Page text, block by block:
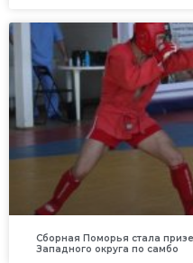
Сборная Поморья стала
Западного округа по самбо